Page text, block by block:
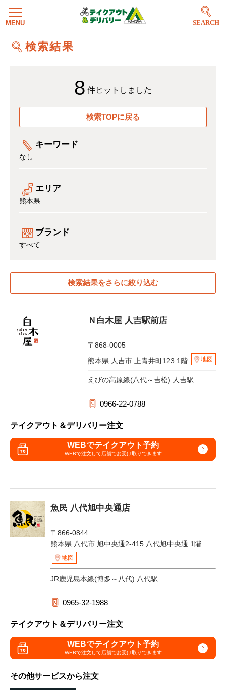
SEARCH
検索結果
8 件ヒットしました
検索TOPに戻る
キーワード
なし
エリア
熊本県
ブランド
すべて
検索結果をさらに絞り込む
Ｎ白木屋 人吉駅前店
〒868-0005
熊本県 人吉市 上青井町123 1階
地図
えびの高原線(八代～吉松) 人吉駅
0966-22-0788
テイクアウト＆デリバリー注文
WEBでテイクアウト予約
WEBで注文して店舗でお受け取りできます
魚民 八代旭中央通店
〒866-0844
熊本県 八代市 旭中央通2-415 八代旭中央通 1階
地図
JR鹿児島本線(博多～八代) 八代駅
0965-32-1988
テイクアウト＆デリバリー注文
WEBでテイクアウト予約
WEBで注文して店舗でお受け取りできます
その他サービスから注文